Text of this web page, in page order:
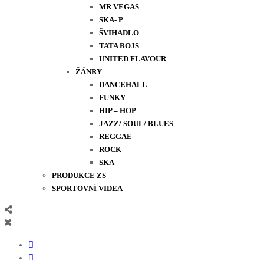
MR VEGAS
SKA- P
ŠVIHADLO
TATA BOJS
UNITED FLAVOUR
ŽÁNRY
DANCEHALL
FUNKY
HIP – HOP
JAZZ/ SOUL/ BLUES
REGGAE
ROCK
SKA
PRODUKCE ZS
SPORTOVNÍ VIDEA